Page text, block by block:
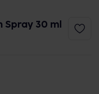
Spray 30 ml